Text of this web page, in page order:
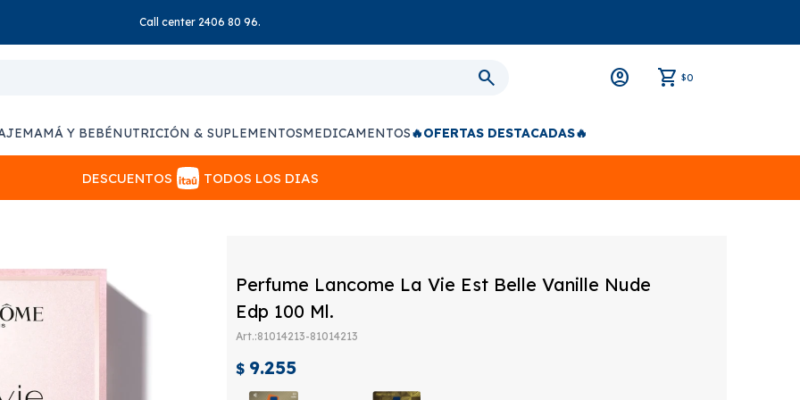
Call center 2406 80 96.
$0
MAMÁ Y BEBÉNUTRICIÓN & SUPLEMENTOSMEDICAMENTOS🔥OFERTAS DESTACADAS🔥
DESCUENTOS TODOS LOS DIAS
Perfume Lancome La Vie Est Belle Vanille Nude
Edp 100 Ml.
81014213-81014213
$ 9.255